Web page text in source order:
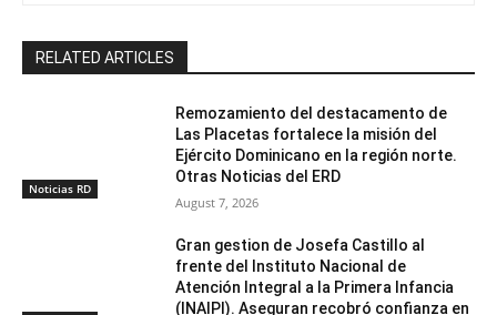
RELATED ARTICLES
Noticias RD
Remozamiento del destacamento de
Las Placetas fortalece la misión del
Ejército Dominicano en la región norte.
Otras Noticias del ERD
August 7, 2026
Gran gestion de Josefa Castillo al
frente del Instituto Nacional de
Atención Integral a la Primera Infancia
(INAIPI). Aseguran recobró confianza en